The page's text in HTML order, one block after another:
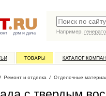
дом и дача
Например,
ТОВАРЫ КАТАЛОГ
Ремонт и отделка / Отделочные